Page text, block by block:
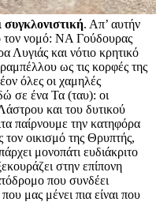
συγκλονιστική. Απ’ αυτήν
τον νομό: ΝΑ Γούδουρας
και νότιο κρητικό
ως τις κορφές της
όλες οι χαμηλές
σε ένα Τα (ταυ): οι
και του δυτικού
παίρνουμε την κατηφόρα
οικισμό της Θρυπτής,
μονοπάτι ευδιάκριτο
στην επίπονη
που συνδέει
μας μένει πια είναι που